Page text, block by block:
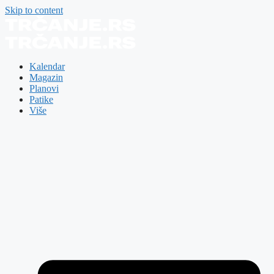
Skip to content
Kalendar
Magazin
Planovi
Patike
Više